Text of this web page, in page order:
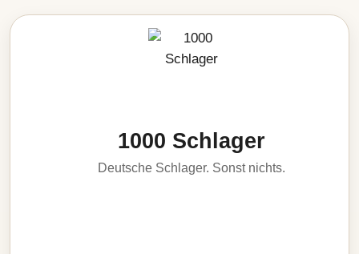
1000 Schlager
Deutsche Schlager. Sonst nichts.